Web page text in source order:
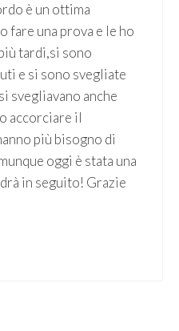
è un ottima
fare una prova e le ho
tardi,si sono
e si sono svegliate
svegliavano anche
accorciare il
più bisogno di
oggi è stata una
in seguito! Grazie